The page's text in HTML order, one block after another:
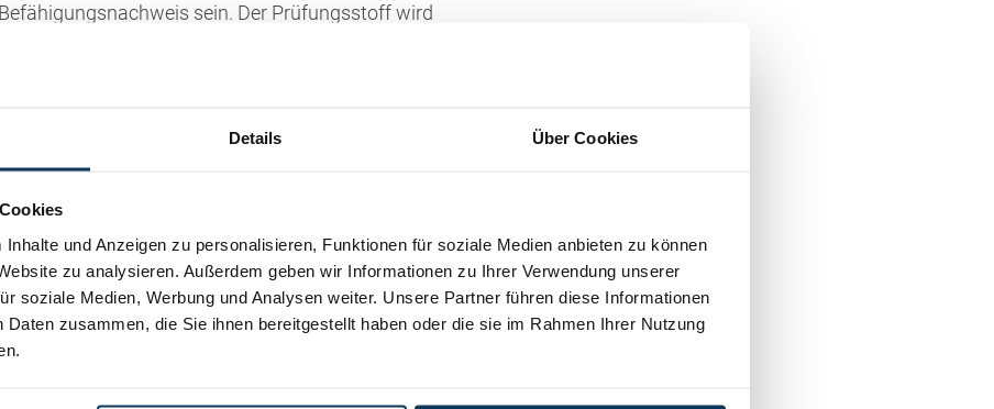
Details Über Cookies
und Anzeigen zu personalisieren, Funktionen für soziale Medien anbieten zu können
zu analysieren. Außerdem geben wir Informationen zu Ihrer Verwendung unserer
soziale Medien, Werbung und Analysen weiter. Unsere Partner führen diese Informationen
Daten zusammen, die Sie ihnen bereitgestellt haben oder die sie im Rahmen Ihrer Nutzung
sein. Der Prüfungsstoff wird
danach in der Lage ist, ein Gewerbe in
Hinsicht zu führen. Hier stellt sich schon die
sehr schwierigen Prüfung tatsächlich zu
Kenntnisse und Berufspraxis verlangt, so hat
auf die Allgemeinheit bzw. die
Schranken sind im Laufe der Zeit immer
den Zugang zu erschweren und sich auf diese
Wenn die Zugangshürden wirklich darauf
zu bieten, könnte ein sehr großer Teil entfallen. Der